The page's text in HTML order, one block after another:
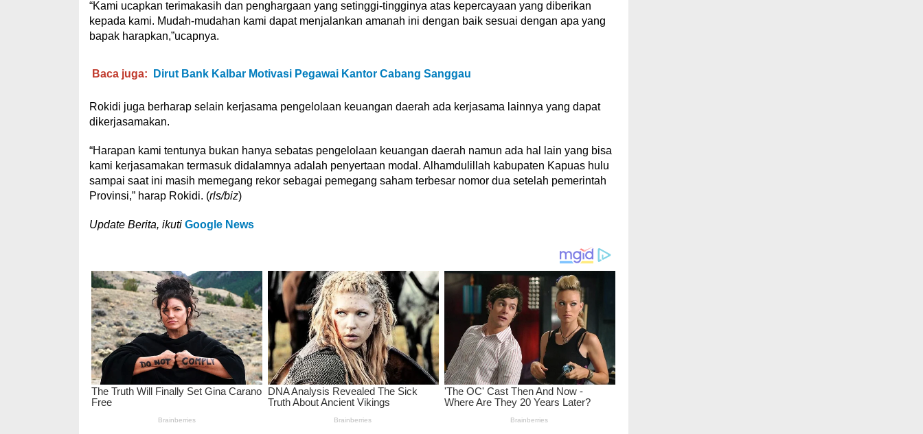
“Kami ucapkan terimakasih dan penghargaan yang setinggi-tingginya atas kepercayaan yang diberikan
kepada kami. Mudah-mudahan kami dapat menjalankan amanah ini dengan baik sesuai dengan apa yang
bapak harapkan,”ucapnya.
Baca juga: Dirut Bank Kalbar Motivasi Pegawai Kantor Cabang Sanggau
Rokidi juga berharap selain kerjasama pengelolaan keuangan daerah ada kerjasama lainnya yang dapat
dikerjasamakan.
“Harapan kami tentunya bukan hanya sebatas pengelolaan keuangan daerah namun ada hal lain yang bisa
kami kerjasamakan termasuk didalamnya adalah penyertaan modal. Alhamdulillah kabupaten Kapuas hulu
sampai saat ini masih memegang rekor sebagai pemegang saham terbesar nomor dua setelah pemerintah
Provinsi,” harap Rokidi. (rls/biz)
Update Berita, ikuti Google News